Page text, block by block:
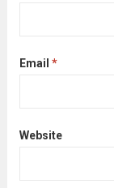
Email *
Website